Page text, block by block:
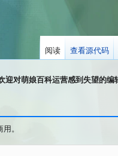
迎对萌娘百科运营感到失望的编
。
阅读 查看源代码